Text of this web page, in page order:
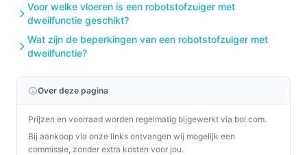
Voor welke vloeren is een robotstofzuiger met
dweilfunctie geschikt?
Wat zijn de beperkingen van een robotstofzuiger met
dweilfunctie?
Over deze pagina
Prijzen en voorraad worden regelmatig bijgewerkt via bol.com.
Bij aankoop via onze links ontvangen wij mogelijk een
commissie, zonder extra kosten voor jou.